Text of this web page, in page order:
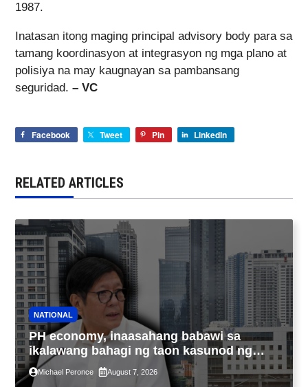
1987.
Inatasan itong maging principal advisory body para sa
tamang koordinasyon at integrasyon ng mga plano at
polisiya na may kaugnayan sa pambansang
seguridad. – VC
Facebook Tweet Pin LinkedIn
RELATED ARTICLES
NATIONAL
PH economy, inaasahang babawi sa
ikalawang bahagi ng taon kasunod ng
2.3% GDP dulot ng Middle East war,
pagkaantala ng public construction
Michael Peronce August 7, 2026